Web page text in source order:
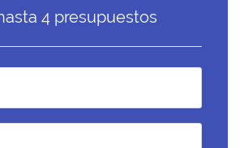
4 presupuestos